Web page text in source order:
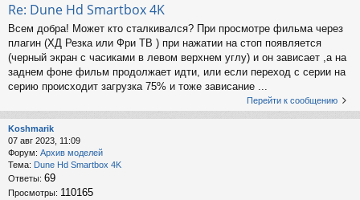
Re: Dune Hd Smartbox 4K
Всем добра! Может кто сталкивался? При просмотре фильма через
плагин (ХД Резка или Фри ТВ ) при нажатии на стоп появляется
(черный экран с часиками в левом верхнем углу) и он зависает ,а на
заднем фоне фильм продолжает идти, или если переход с серии на
серию происходит загрузка 75% и тоже зависание ...
Перейти к сообщению
Koshmarik
07 авг 2023, 11:09
Форум: Архив моделей
Тема: Dune Hd Smartbox 4K
Ответы: 69
Просмотры: 110165